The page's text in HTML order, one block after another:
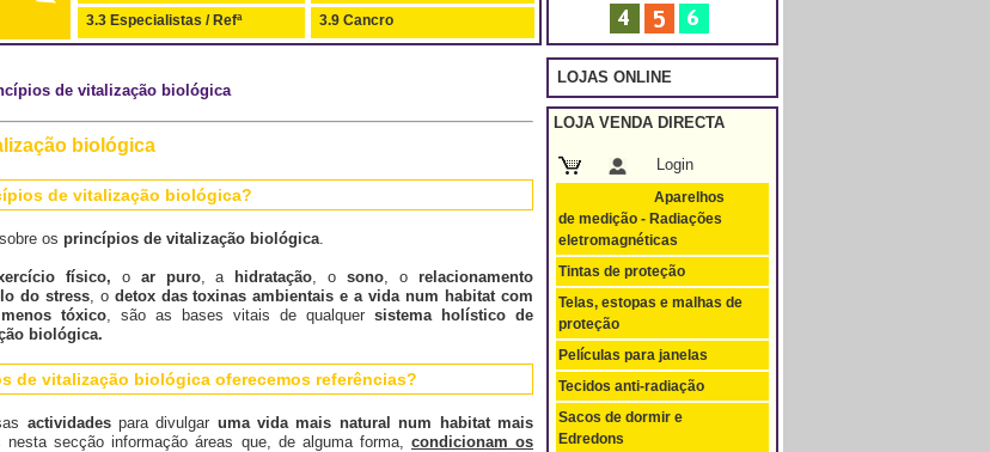
3.3 Especialistas / Refª 3.9 Cancro
de vitalização biológica
biológica
de vitalização biológica?
os princípios de vitalização biológica
físico, o ar puro, a hidratação , osono , orelacionamento
do stress, o detox das toxinas ambientais e a vida num habitat com
tóxico , são as bases vitais de qualquer sistema holístico de
biológica.
de vitalização biológica oferecemos referências?
actividadespara divulgar uma vida mais natural num habitat mais
nesta secção informação áreas que, de alguma forma, condicionam os
LOJAS ONLINE
LOJA VENDA DIRECTA
Login
Aparelhos
de medição - Radiações
eletromagnéticas
Tintas de proteção
Telas, estopas e malhas de
proteção
Películas para janelas
Tecidos anti-radiação
Sacos de dormir e
Edredons